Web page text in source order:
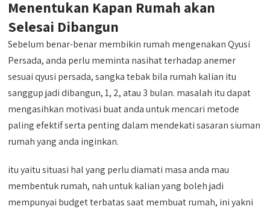
Menentukan Kapan Rumah akan
Selesai Dibangun
Sebelum benar-benar membikin rumah mengenakan Qyusi
Persada, anda perlu meminta nasihat terhadap anemer
sesuai qyusi persada, sangka tebak bila rumah kalian itu
sanggup jadi dibangun, 1, 2, atau 3 bulan. masalah itu dapat
mengasihkan motivasi buat anda untuk mencari metode
paling efektif serta penting dalam mendekati sasaran siuman
rumah yang anda inginkan.
itu yaitu situasi hal yang perlu diamati masa anda mau
membentuk rumah, nah untuk kalian yang boleh jadi
mempunyai budget terbatas saat membuat rumah, ini yakni